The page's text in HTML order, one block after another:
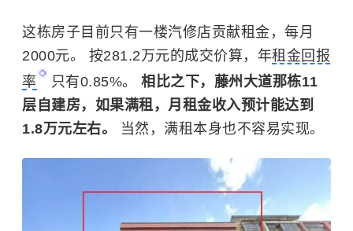
这栋房子目前只有一楼汽修店贡献租金，每月
2000元。 按281.2万元的成交价算，年租金回报
率
只有0.85%。 相比之下，藤州大道那栋11
层自建房，如果满租，月租金收入预计能达到
1.8万元左右。
当然，满租本身也不容易实现。